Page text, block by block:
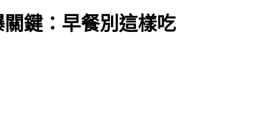
鍵：早餐別這樣吃